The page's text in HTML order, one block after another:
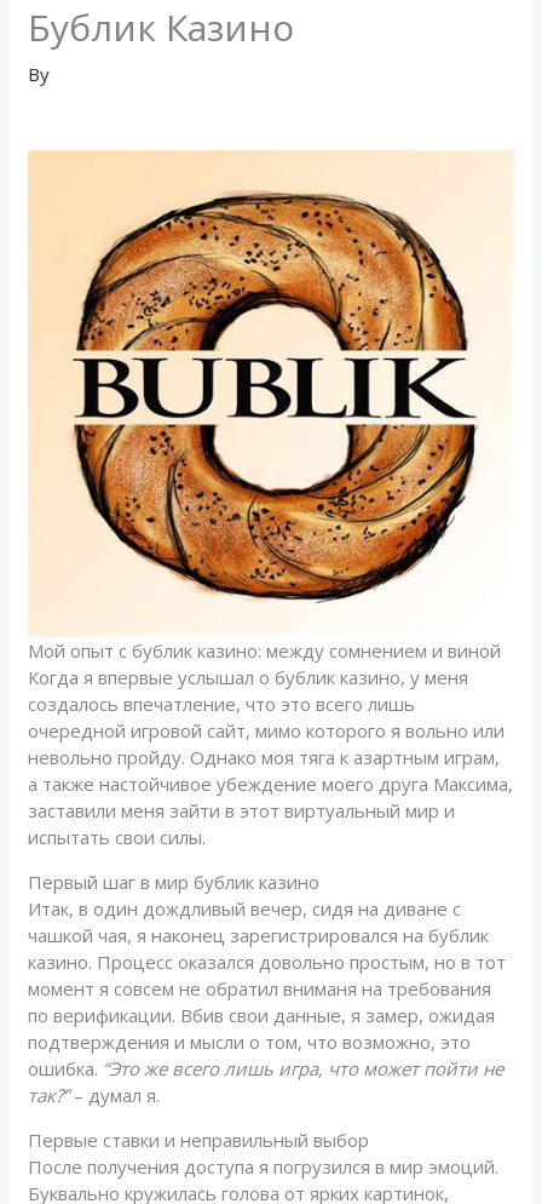
Бублик Казино
By
Мой опыт с бублик казино: между сомнением и виной
Когда я впервые услышал о бублик казино, у меня
создалось впечатление, что это всего лишь
очередной игровой сайт, мимо которого я вольно или
невольно пройду. Однако моя тяга к азартным играм,
а также настойчивое убеждение моего друга Максима,
заставили меня зайти в этот виртуальный мир и
испытать свои силы.
Первый шаг в мир бублик казино
Итак, в один дождливый вечер, сидя на диване с
чашкой чая, я наконец зарегистрировался на бублик
казино. Процесс оказался довольно простым, но в тот
момент я совсем не обратил вниманя на требования
по верификации. Вбив свои данные, я замер, ожидая
подтверждения и мысли о том, что возможно, это
ошибка. “Это же всего лишь игра, что может пойти не
так?”– думал я.
Первые ставки и неправильный выбор
После получения доступа я погрузился в мир эмоций.
Буквально кружилась голова от ярких картинок,